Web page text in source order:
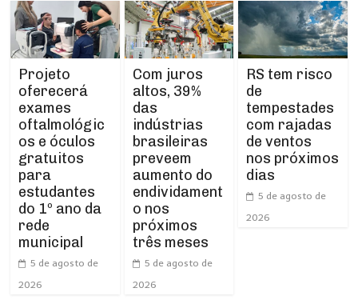
Projeto
oferecerá
exames
oftalmológic
os e óculos
gratuitos
para
estudantes
do 1º ano da
rede
municipal
5 de agosto de
2026
Com juros
altos, 39%
das
indústrias
brasileiras
preveem
aumento do
endividament
o nos
próximos
três meses
5 de agosto de
2026
RS tem risco
de
tempestades
com rajadas
de ventos
nos próximos
dias
5 de agosto de
2026